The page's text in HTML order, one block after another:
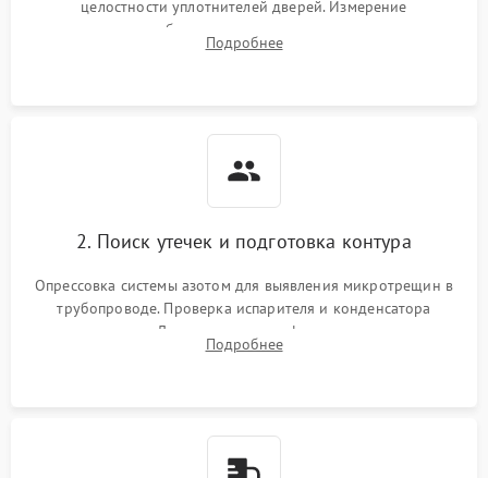
1000 ₽
1800 ₽
целостности уплотнителей дверей. Измерение
сопротивления обмоток мотора, проверка термостата и
считывание кодов ошибок с электронного дисплея.
Подробнее
2. Поиск утечек и подготовка контура
Опрессовка системы азотом для выявления микротрещин в
трубопроводе. Проверка испарителя и конденсатора
течеискателем. Демонтаж старого фильтра-осушителя и
продувка капиллярной трубки для устранения засоров.
Подробнее